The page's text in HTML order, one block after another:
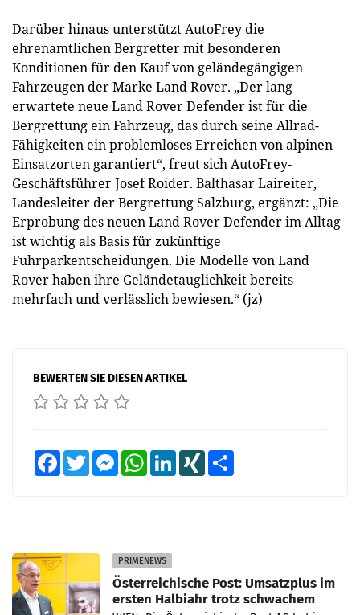
Darüber hinaus unterstützt AutoFrey die
ehrenamtlichen Bergretter mit besonderen
Konditionen für den Kauf von geländegängigen
Fahrzeugen der Marke Land Rover. „Der lang
erwartete neue Land Rover Defender ist für die
Bergrettung ein Fahrzeug, das durch seine Allrad-
Fähigkeiten ein problemloses Erreichen von alpinen
Einsatzorten garantiert“, freut sich AutoFrey-
Geschäftsführer Josef Roider. Balthasar Laireiter,
Landesleiter der Bergrettung Salzburg, ergänzt: „Die
Erprobung des neuen Land Rover Defender im Alltag
ist wichtig als Basis für zukünftige
Fuhrparkentscheidungen. Die Modelle von Land
Rover haben ihre Geländetauglichkeit bereits
mehrfach und verlässlich bewiesen.“ (jz)
BEWERTEN SIE DIESEN ARTIKEL
FacebookTwitter MessengerWhatsAppLinkedInXING
PRIMENEWS
Österreichische Post: Umsatzplus im
ersten Halbjahr trotz schwachem